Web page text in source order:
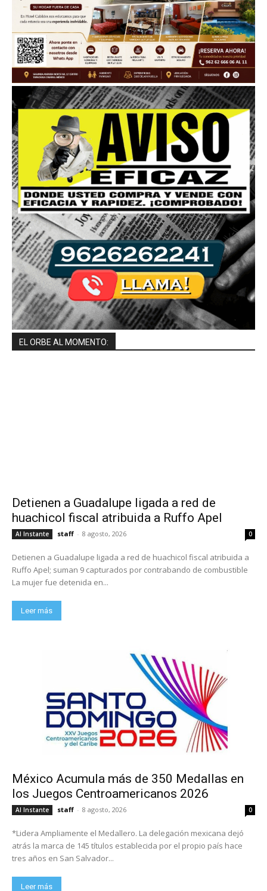
EL ORBE AL MOMENTO:
Detienen a Guadalupe ligada a red de
huachicol fiscal atribuida a Ruffo Apel
Al Instante staff - 8 agosto, 2026 0
Detienen a Guadalupe ligada a red de huachicol fiscal atribuida a
Ruffo Apel; suman 9 capturados por contrabando de combustible
La mujer fue detenida en...
Leer más
México Acumula más de 350 Medallas en
los Juegos Centroamericanos 2026
Al Instante staff - 8 agosto, 2026 0
*Lidera Ampliamente el Medallero. La delegación mexicana dejó
atrás la marca de 145 títulos establecida por el propio país hace
tres años en San Salvador...
Leer más